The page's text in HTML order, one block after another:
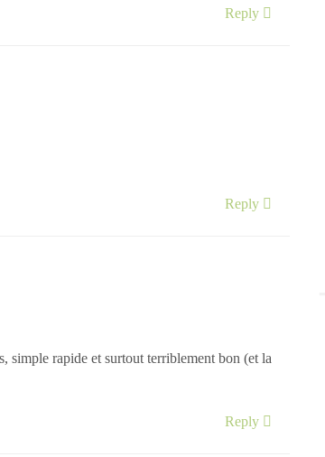
Reply
Reply
simple rapide et surtout terriblement bon (et la
Reply